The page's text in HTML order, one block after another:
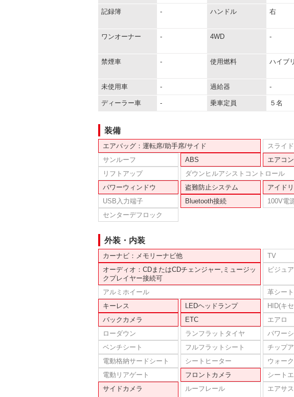
記録簿 - ハンドル 右
ワンオーナー - 4WD -
禁煙車 - 使用燃料 ハイブ
未使用車 - 過給器 -
ディーラー車 - 乗車定員 ５名
装備
エアバッグ：運転席/助手席/サイド
スライ
サンルーフ
ABS エアコン
リフトアップ
ダウンヒルアシストコントロール
パワーウィンドウ
盗難防止システム アイド
USB入力端子
Bluetooth接続 100V電
センターデフロック
外装・内装
カーナビ：メモリーナビ他
TV
オーディオ：CDまたはCDチェンジャー,ミュージッ
クプレイヤー接続可
ビジュ
アルミホイール 革シート
キーレス
LEDヘッドランプ HID(キ
バックカメラ
ETC エアロ
ローダウン
ランフラットタイヤ パワー
ベンチシート
フルフラットシート チップ
電動格納サードシート
シートヒーター ウォー
電動リアゲート
フロントカメラ シート
サイドカメラ
ルーフレール エアサ